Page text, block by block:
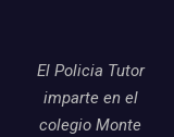
El Policia Tutor
imparte en el
colegio Monte